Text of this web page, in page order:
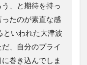
、と期待を持っ
たのが素直な感
といわれた大津波
、自分のプライ
巻き込んでしま